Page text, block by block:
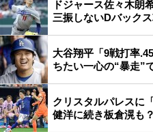
ドジャース佐々木朗
三振しないDバック
大谷翔平「9戦打率
ちたい一心の“暴走”
クリスタルパレスに
健洋に続き板倉滉も